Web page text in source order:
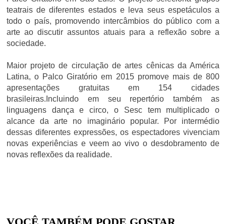
teatrais de diferentes estados e leva seus espetáculos a
todo o país, promovendo intercâmbios do público com a
arte ao discutir assuntos atuais para a reflexão sobre a
sociedade.
Maior projeto de circulação de artes cênicas da América
Latina, o Palco Giratório em 2015 promove mais de 800
apresentações gratuitas em 154 cidades
brasileiras. Incluindo em seu repertório também as
linguagens dança e circo, o Sesc tem multiplicado o
alcance da arte no imaginário popular. Por intermédio
dessas diferentes expressões, os espectadores vivenciam
novas experiências e veem ao vivo o desdobramento de
novas reflexões da realidade.